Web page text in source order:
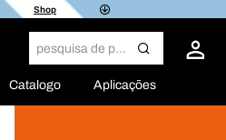
Shop
Catalogo Aplicações